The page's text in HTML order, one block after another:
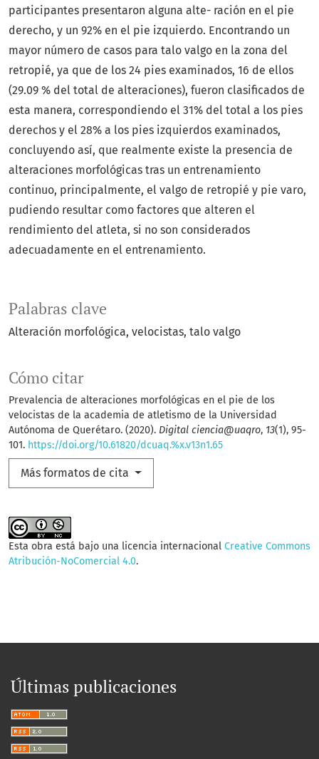
Palabras clave
Alteración morfológica, velocistas, talo valgo
Cómo citar
Prevalencia de alteraciones morfológicas en el pie de los
velocistas de la academia de atletismo de la Universidad
Autónoma de Querétaro. (2020). Digital ciencia@uaqro, 13(1), 95-
101. https://doi.org/10.61820/dcuaq.%x.v13n1.65
Más formatos de cita
participantes presentaron alguna alte- ración en el pie
derecho, y un 92% en el pie izquierdo. Encontrando un
mayor número de casos para talo valgo en la zona del
retropié, ya que de los 24 pies examinados, 16 de ellos
(29.09 % del total de alteraciones), fueron clasificados de
esta manera, correspondiendo el 31% del total a los pies
derechos y el 28% a los pies izquierdos examinados,
concluyendo así, que realmente existe la presencia de
alteraciones morfológicas tras un entrenamiento
continuo, principalmente, el valgo de retropié y pie varo,
pudiendo resultar como factores que alteren el
rendimiento del atleta, si no son considerados
adecuadamente en el entrenamiento.
Esta obra está bajo una licencia internacional Creative Commons
Atribución-NoComercial 4.0.
Últimas publicaciones